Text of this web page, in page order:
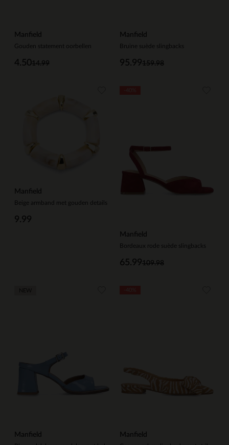
Manfield
Gouden statement oorbellen
14.99
4.50
Manfield
Bruine suède slingbacks
159.98
95.99
Manfield
Beige armband met gouden details
9.99
Manfield
Bordeaux rode suède slingbacks
109.98
65.99
Manfield Manfield